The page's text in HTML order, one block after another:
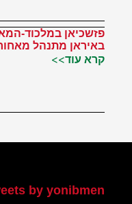
פזשכיאן במלכוד-
באיראן מתנהל
קרא עוד>>
by yonibmen